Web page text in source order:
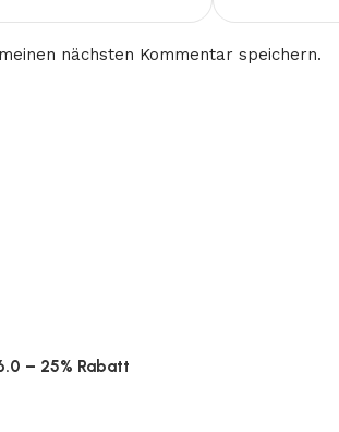
nächsten Kommentar speichern.
– 25% Rabatt